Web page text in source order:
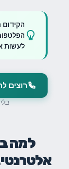
לעשות
רוצים
למה